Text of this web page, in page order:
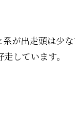
系が出走頭は少
しています。